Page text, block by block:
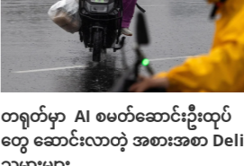
တရုတ်မှာ AI စမတ်ဆောင်းဦးထုပ်
တွေ ဆောင်းလာတဲ့ အစားအစာ Deli